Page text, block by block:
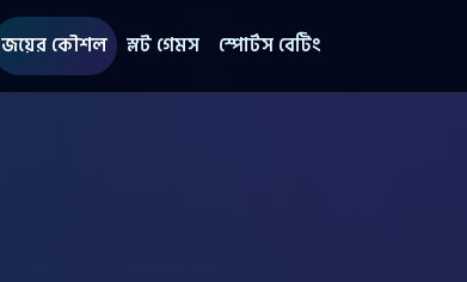
জয়ের কৌশল স্লট গেমস স্পোর্টস বেটিং